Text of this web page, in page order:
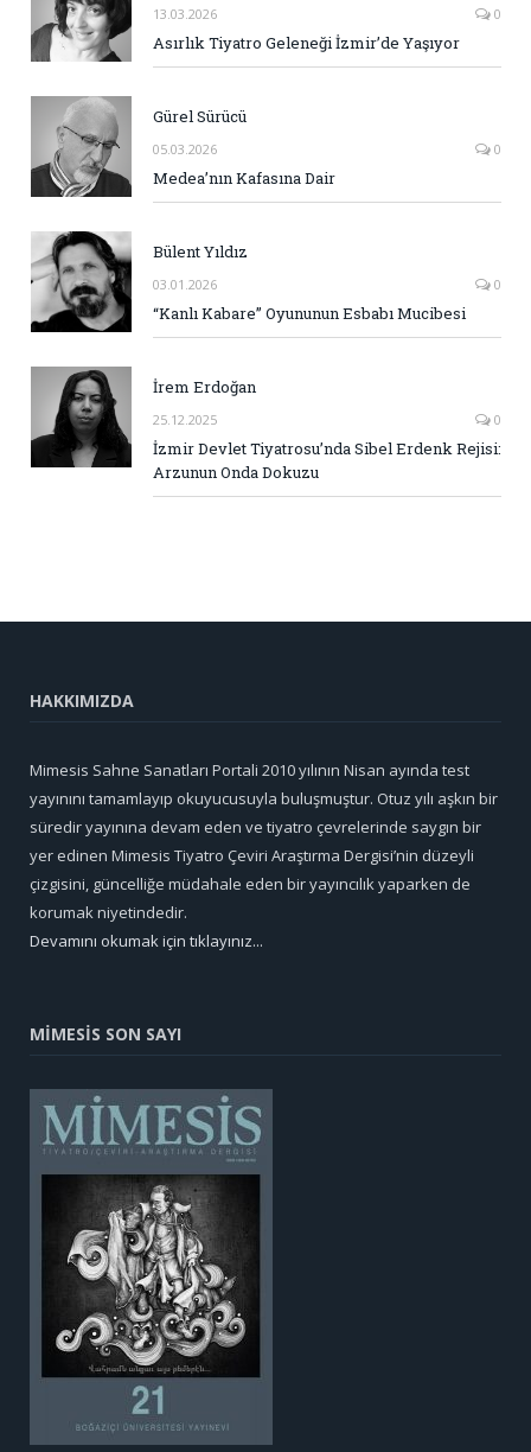
13.03.2026 0
Asırlık Tiyatro Geleneği İzmir’de Yaşıyor
Gürel Sürücü
05.03.2026 0
Medea’nın Kafasına Dair
Bülent Yıldız
03.01.2026 0
“Kanlı Kabare” Oyununun Esbabı Mucibesi
İrem Erdoğan
25.12.2025 0
İzmir Devlet Tiyatrosu’nda Sibel Erdenk Rejisi:
Arzunun Onda Dokuzu
HAKKIMIZDA
Mimesis Sahne Sanatları Portali 2010 yılının Nisan ayında test
yayınını tamamlayıp okuyucusuyla buluşmuştur. Otuz yılı aşkın bir
süredir yayınına devam eden ve tiyatro çevrelerinde saygın bir
yer edinen Mimesis Tiyatro Çeviri Araştırma Dergisi’nin düzeyli
çizgisini, güncelliğe müdahale eden bir yayıncılık yaparken de
korumak niyetindedir.
Devamını okumak için tıklayınız...
MİMESİS SON SAYI